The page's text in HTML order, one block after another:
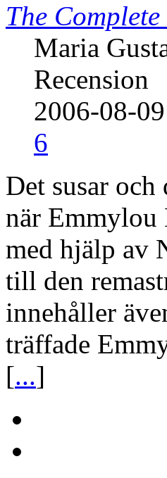
The
Maria
Recension
2006-08-09
6
Det susar
när Emmylou
med hjälp av
till den
innehåller
träffade
[...]